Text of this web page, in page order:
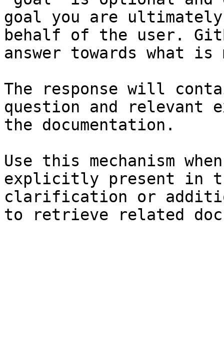
goal you are
behalf of the user.
answer towards what
The response will
question and relevant
the documentation.
Use this mechanism
explicitly present in
clarification or